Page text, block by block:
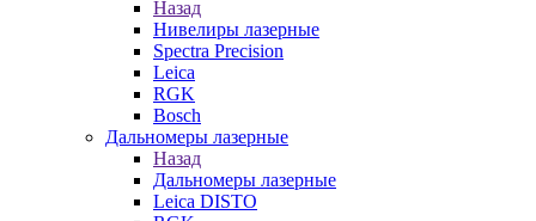
Назад
Нивелиры лазерные
Spectra Precision
Leica
RGK
Bosch
Дальномеры лазерные
Назад
Дальномеры лазерные
Leica DISTO